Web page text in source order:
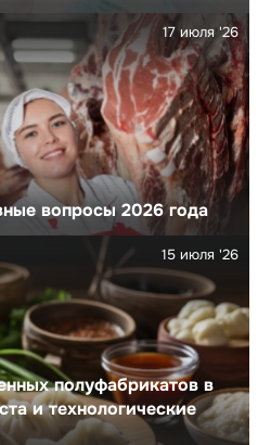
вопросы 2026 года
17 июля '26
полуфабрикатов в
и технологические
15 июля '26